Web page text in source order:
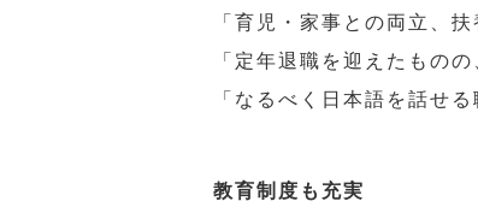
「育児・家事との両立、
「定年退職を迎えたもの
「なるべく日本語を話せ
教育制度も充実